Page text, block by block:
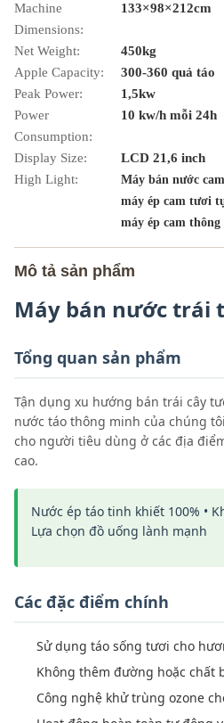
Machine
Dimensions:
133×98×212cm
Net Weight:
450kg
Apple Capacity:
300-360 quả táo
Peak Power:
1,5kw
Power
Consumption:
10 kw/h mỗi 24h
Display Size:
LCD 21,6 inch
High Light:
Máy bán nước
máy ép cam tươi
máy ép cam
Mô tả sản phẩm
Máy bán nước trái
Tổng quan sản phẩm
Tận dụng xu hướng bán trái cây
nước táo thông minh của chúng
cho người tiêu dùng ở các địa
cao.
Nước ép táo tinh khiết 100% •
Lựa chọn đồ uống lành mạnh
Các đặc điểm chính
Sử dụng táo sống tươi cho
Không thêm đường hoặc chất
Công nghệ khử trùng ozone